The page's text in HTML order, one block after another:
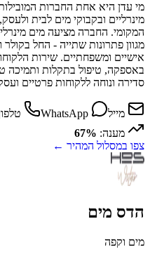
מי עדן היא אחת החברות
מינרליים ובקבוקי מים לבית
המקומי. החברה מציעה מים
מגוון פתרונות שתייה - החל
אישיים ומשפחתיים. שירות
באספקה, טיפול בתקלות
סדירה ונוחה ללקוחות פרטיים
מייל
מענה: 67%
צפו במסלול המהיר ←
הדס מים
מים וקפה